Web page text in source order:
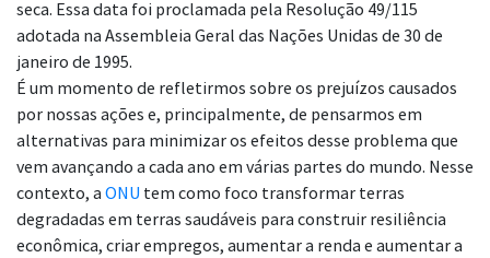
seca. Essa data foi proclamada pela Resolução 49/115
adotada na Assembleia Geral das Nações Unidas de 30 de
janeiro de 1995.
É um momento de refletirmos sobre os prejuízos causados
por nossas ações e, principalmente, de pensarmos em
alternativas para minimizar os efeitos desse problema que
vem avançando a cada ano em várias partes do mundo. Nesse
contexto, a ONU tem como foco transformar terras
degradadas em terras saudáveis para construir resiliência
econômica, criar empregos, aumentar a renda e aumentar a